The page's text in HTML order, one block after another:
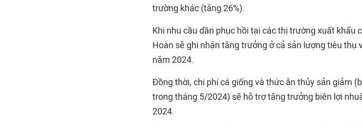
trường khác (tăng 26%).
Khi nhu cầu dần phục hồi tại các thị trường xuất khẩu
Hoàn sẽ ghi nhận tăng trưởng ở cả sản lượng tiêu thụ
năm 2024.
Đồng thời, chi phí cá giống và thức ăn thủy sản giảm
trong tháng 5/2024) sẽ hỗ trợ tăng trưởng biên lợi
2024.